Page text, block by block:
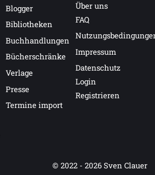
Blogger
Bibliotheken
Buchhandlungen
Bücherschränke
Verlage
Presse
Termine import
Über uns
FAQ
Impressum
Datenschutz
Login
Registrieren
© 2022 - 2026 Sven Clauer